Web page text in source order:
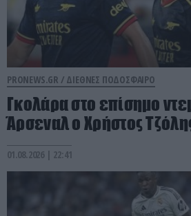
PRONEWS.GR / ΔΙΕΘΝΕΣ ΠΟΔΟΣΦΑΙΡΟ
Γκολάρα στο επίσημο
Άρσεναλ ο Χρήστος
01.08.2026 | 22:41